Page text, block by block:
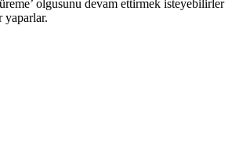
olgusunu devam ettirmek isteyebilirler
yaparlar.